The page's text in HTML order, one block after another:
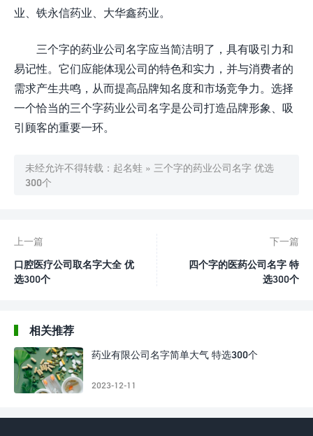
业、铁永信药业、大华鑫药业。
三个字的药业公司名字应当简洁明了，具有吸引力和
易记性。它们应能体现公司的特色和实力，并与消费者的
需求产生共鸣，从而提高品牌知名度和市场竞争力。选择
一个恰当的三个字药业公司名字是公司打造品牌形象、吸
引顾客的重要一环。
未经允许不得转载： 起名蛙 » 三个字的药业公司名字 优选
300个
上一篇
口腔医疗公司取名字大全 优
选300个
下一篇
四个字的医药公司名字 特
选300个
相关推荐
药业有限公司名字简单大气 特选300个
2023-12-11